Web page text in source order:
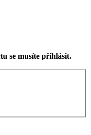
se musíte přihlásit.